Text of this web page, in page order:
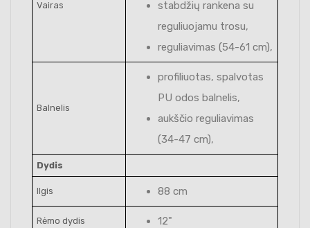
Vairas
stabdžių rankena su
reguliuojamu trosu,
reguliavimas (54-61 cm),
Balnelis
profiliuotas, spalvotas
PU odos balnelis,
aukščio reguliavimas
(34-47 cm),
Dydis
Ilgis 88 cm
Rėmo dydis 12"